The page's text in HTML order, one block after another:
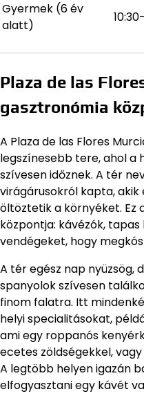
Gyermek (6 év
alatt)
Plaza de las
gasztronómia
A Plaza de las Flores
legszínesebb tere, ahol a
szívesen időznek. A tér
virágárusokról kapta, akik
öltöztetik a környéket. Ez
központja: kávézók,
vendégeket, hogy
A tér egész nap nyüzsög,
spanyolok szívesen
finom falatra. Itt
helyi specialitásokat,
ami egy roppanós
ecetes zöldségekkel,
A legtöbb helyen igazán
elfogyasztani egy kávét